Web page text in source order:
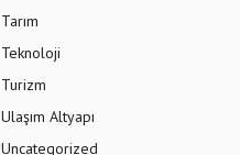
Tarım
Teknoloji
Turizm
Ulaşım Altyapı
Uncategorized